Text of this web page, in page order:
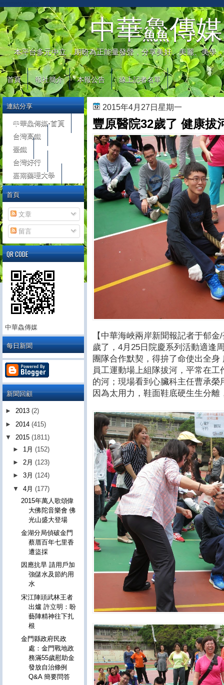
中華鱻傳媒
本平台多元中立，期盼為正能量發聲，分享美好、美麗、美學
首頁 報社簡介 本報公告 線上記者名單
2015年4月27日星期一
豐原醫院32歲了 健康拔
【中華海峽兩岸新聞報記者于郁
歲了，4月25日院慶系列活動適逢
團隊合作默契，得拚了命使出全
員工運動場上組隊拔河，平常在
的河；現場看到心臟科主任曹承
因為太用力，鞋面鞋底硬生生分離
連結分享
中華鱻傳媒-首頁
台灣高鐵
臺鐵
台灣好行
嘉南藥理大學
首頁
文章
留言
QR CODE
中華鱻傳媒
每日新聞
新聞回顧
► 2013 (2)
► 2014 (415)
▼ 2015 (1811)
► 1月(152)
►2月(123)
►3月(124)
▼4月(177)
2015年萬人歌頌偉
大佛陀音樂會 佛
光山盛大登場
金湖分局偵破金門
蔡厝百年七里香
遭盜採
因應抗旱 請用戶加
強儲水及節約用
水
宋江陣頭武林王者
出爐 許立明：盼
藝陣精神往下扎
根
金門縣政府民政
處：金門戰地政
務滿55歲慰助金
發放自治條例
Q&A 簡要問答